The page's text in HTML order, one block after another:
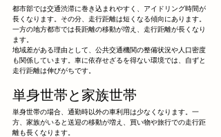
都市部では交通渋滞に巻き込まれやすく、アイドリング時間が
長くなります。その分、走行距離は短くなる傾向にあります。
一方の地方都市では長距離の移動が増え、走行距離が長くなり
ます。
地域差がある理由として、公共交通機関の整備状況や人口密度
も関係しています。車に依存せざるを得ない環境では、自ずと
走行距離は伸びがちです。
単身世帯と家族世帯
単身世帯の場合、通勤時以外の車利用は少なくなります。一
方、家族がいると送迎の移動が増え、買い物や旅行での走行距
離も長くなります。